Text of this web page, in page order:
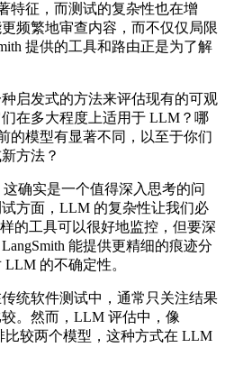
征，而测试的复杂性也在增
频繁地审查内容，而不仅仅局限
提供的工具和路由正是为了解
启发式的方法来评估现有的可观
在多大程度上适用于 LLM？哪
的模型有显著不同，以至于你们
方法？
确实是一个值得深入思考的问
方面，LLM 的复杂性让我们必
的工具可以很好地监控，但要深
能提供更精细的痕迹分
的不确定性。
软件测试中，通常只关注结果
。然而，LLM 评估中，像
较两个模型，这种方式在 LLM